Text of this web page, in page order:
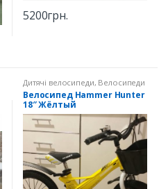
5200грн.
Дитячі велосипеди, Велосипеди
18" зріст 110-130 см
Велосипед Hammer Hunter
18″ Жёлтый